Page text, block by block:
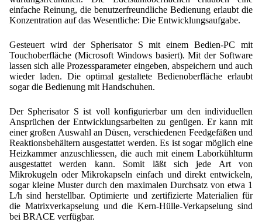
Mikrokugeln für Instant-Getränkepulver
Microencapsulation and Microgranulation
Drip Casting Technologies at BRACE - An overview
(Movie)
einfache Reinung, die benutzerfreundliche Bedienung erlaubt die
Konzentration auf das Wesentliche: Die Entwicklungsaufgabe.
Gesteuert wird der Spherisator S mit einem Bedien-PC mit
Touchoberfläche (Microsoft Windows basiert). Mit der Software
lassen sich alle Prozessparameter eingeben, abspeichern und auch
wieder laden. Die optimal gestaltete Bedienoberfläche erlaubt
sogar die Bedienung mit Handschuhen.
Der Spherisator S ist voll konfigurierbar um den individuellen
Ansprüchen der Entwicklungsarbeiten zu genügen. Er kann mit
einer großen Auswahl an Düsen, verschiedenen Feedgefäßen und
Reaktionsbehältern ausgestattet werden. Es ist sogar möglich eine
Heizkammer anzuschliessen, die auch mit einem Laborkühlturm
ausgestattet werden kann. Somit läßt sich jede Art von
Mikrokugeln oder Mikrokapseln einfach und direkt entwickeln,
sogar kleine Muster durch den maximalen Durchsatz von etwa 1
L/h sind herstellbar. Optimierte und zertifizierte Materialien für
die Matrixverkapselung und die Kern-Hülle-Verkapselung sind
bei BRACE verfügbar.